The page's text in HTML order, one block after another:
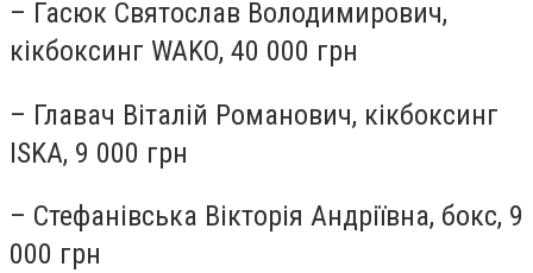
– Гасюк Святослав Володимирович,
кікбоксинг WAKO, 40 000 грн
– Главач Віталій Романович, кікбоксинг
ISKA, 9 000 грн
– Стефанівська Вікторія Андріївна, бокс, 9
000 грн